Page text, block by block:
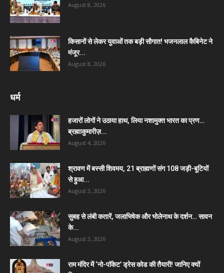
August 8, 2026
किसानों से लेकर युवाओं तक बड़ी सौगात! भजनलाल कैबिनेट ने
मंजूर...
August 8, 2026
धर्म
हजारों लोगों ने उठाया हाथ, लिया नशामुक्त भारत का प्रण…
ब्रह्माकुमारीज़...
August 4, 2026
श्रावण में बस्सी शिवमय, 21 ब्राह्मणों संग 108 जड़ी-बूटियों
से हुआ...
August 3, 2026
सुबह से लंबी कतारें, जलाभिषेक और भोलेनाथ के दर्शन… सावन
के...
August 3, 2026
राम मंदिर में ‘नो-पॉकेट’ ड्रेस कोड की तैयारी! जानिए क्यों